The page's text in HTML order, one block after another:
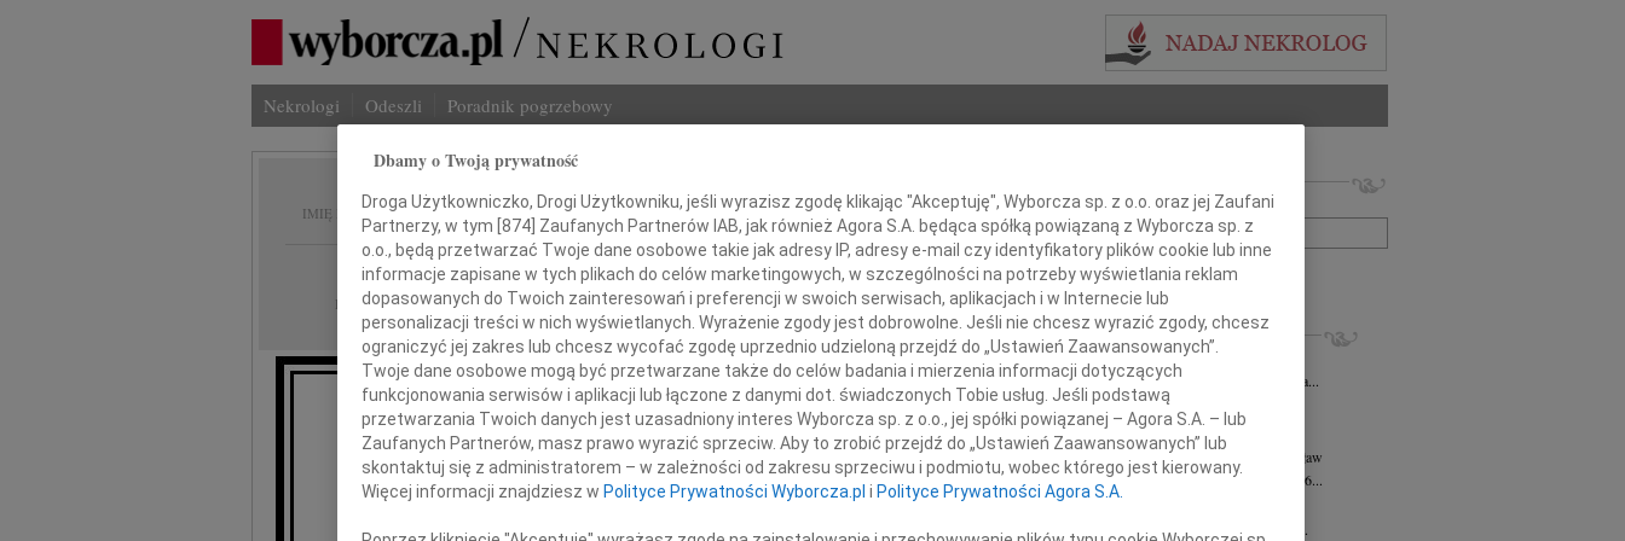
Nekrologi Odeszli Poradnik pogrzebowy
IMIĘ I NAZWISKO: Hanna Sattler-Łysakowska
REGION: Wrocław
DATA EMISJI: 17.08.2010
Z głębokim żalem zawiadamiamy,
że dnia 12 sierpnia 2010 roku zmarła
Imię i nazwisko lub numer ogłoszenia:
+ szukanie zaawansowane
INNE NEKROLOGI
Mieczysława Pękacz07.08.2026
Dnia 25 lipca 2026 roku zmarła Mieczysława...
Hubert Mordawski 06.08.2026
Nie mów nic: już uleciałem w taką...
Halina Hanna Kościelniak
Wrocław
Halina Hanna Kościelniak Zmarła 30.06.2026...
Henryk Brutkowski
Na zawsze pozostanie w naszych sercach Z...
Dbamy o Twoją prywatność
Droga Użytkowniczko, Drogi Użytkowniku, jeśli wyrazisz zgodę klikając "Akceptuję", Wyborcza sp. z o.o. oraz jej Zaufani
Partnerzy, w tym [874] Zaufanych Partnerów IAB, jak również Agora S.A. będąca spółką powiązaną z Wyborcza sp. z
o.o., będą przetwarzać Twoje dane osobowe takie jak adresy IP, adresy e-mail czy identyfikatory plików cookie lub inne
informacje zapisane w tych plikach do celów marketingowych, w szczególności na potrzeby wyświetlania reklam
dopasowanych do Twoich zainteresowań i preferencji w swoich serwisach, aplikacjach i w Internecie lub
personalizacji treści w nich wyświetlanych. Wyrażenie zgody jest dobrowolne. Jeśli nie chcesz wyrazić zgody, chcesz
ograniczyć jej zakres lub chcesz wycofać zgodę uprzednio udzieloną przejdź do „Ustawień Zaawansowanych”.
Twoje dane osobowe mogą być przetwarzane także do celów badania i mierzenia informacji dotyczących
funkcjonowania serwisów i aplikacji lub łączone z danymi dot. świadczonych Tobie usług. Jeśli podstawą
przetwarzania Twoich danych jest uzasadniony interes Wyborcza sp. z o.o., jej spółki powiązanej – Agora S.A. – lub
Zaufanych Partnerów, masz prawo wyrazić sprzeciw. Aby to zrobić przejdź do „Ustawień Zaawansowanych” lub
skontaktuj się z administratorem – w zależności od zakresu sprzeciwu i podmiotu, wobec którego jest kierowany.
Więcej informacji znajdziesz w Polityce Prywatności Wyborcza.pl i Polityce Prywatności Agora S.A.